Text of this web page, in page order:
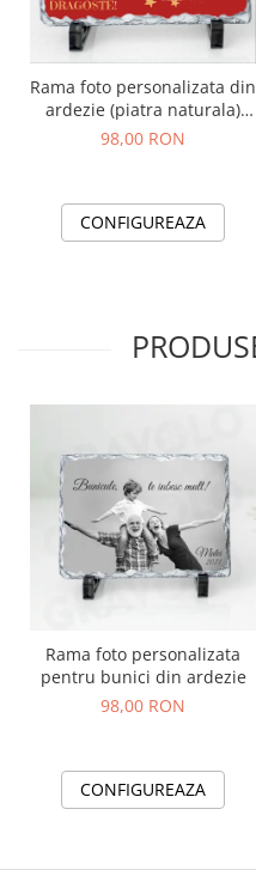
Rama foto personalizata din
ardezie (piatra naturala)
pentru Nasi 20x15 cm
98,00 RON
CONFIGUREAZA
Rama foto personalizata
pentru bunici din ardezie
98,00 RON
CONFIGUREAZA